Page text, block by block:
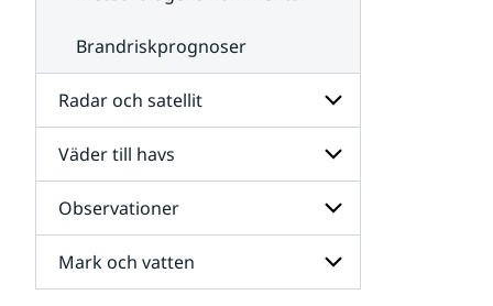
Brandriskprognoser
Radar och satellit
Undersidor
för
Radar
och
satellit
Väder till havs
Undersidor
för
Väder
till
havs
Observationer
Undersidor
för
Mark och vatten